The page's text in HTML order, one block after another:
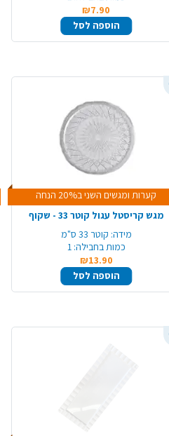
₪7.90
הוספה לסל
קערות ומגשים השני ב20% הנחה
מגש קריסטל עגול קוטר 33 - שקוף
מידה: קוטר 33 ס"מ
כמות בחבילה: 1
₪13.90
הוספה לסל